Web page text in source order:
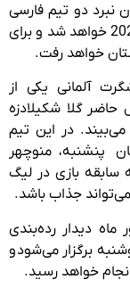
نبرد دو تیم فارسی
زبان دانست که تیم فاتح آن فینالیست کافا 2025 خواهد شد و برای
خواهد رفت.
آلمانی یکی از
گلا شکیلادزه
در این تیم
پنشنبه، منوچهر
سابقه بازی در لیگ
می‌تواند جذاب باشد.
روز دوشنبه 17 شهریور ماه دیدار رده‌بندی
شهر دوشنبه برگزار می‌شود و
خواهد رسید.